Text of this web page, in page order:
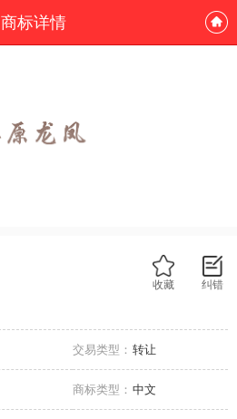
商标详情
纠错
收藏
交易类型： 转让
商标类型： 中文